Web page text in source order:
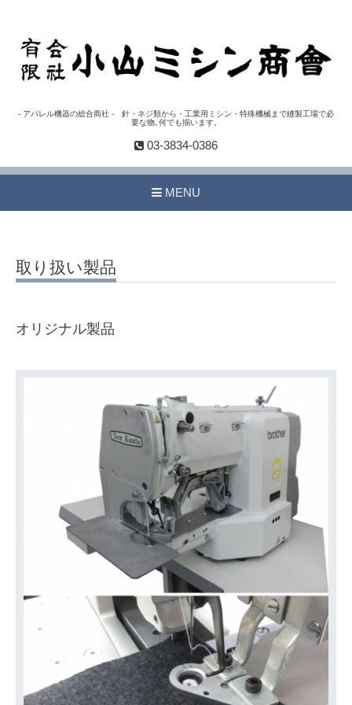
- アパレル機器の総合商社 - 針・ネジ類から・工業用ミシン・特殊機械まで縫製工場で必
要な物､何でも揃います。
03-3834-0386
MENU
取り扱い製品
オリジナル製品